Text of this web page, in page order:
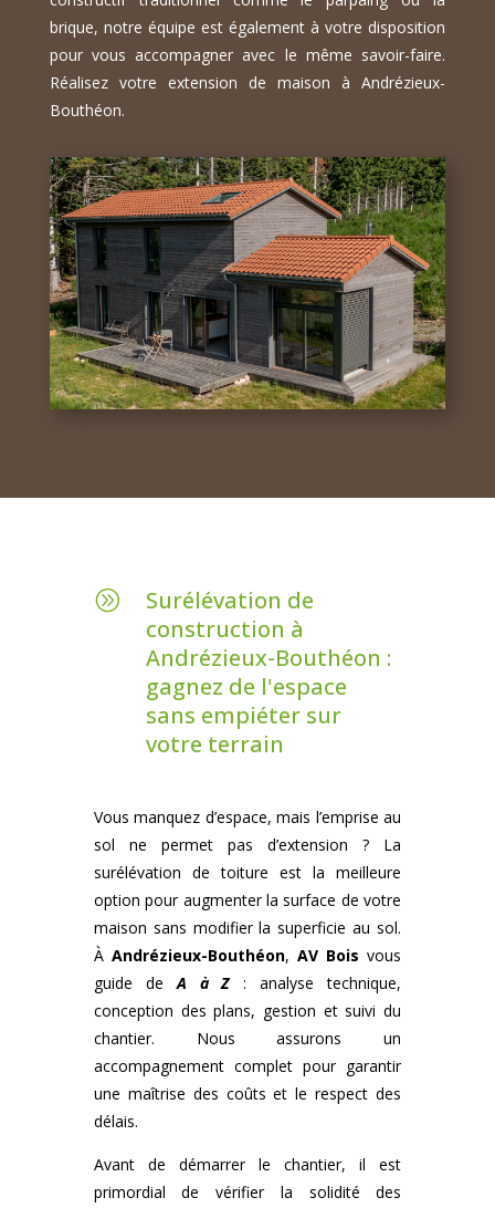
brique, notre équipe est également à votre disposition
pour vous accompagner avec le même savoir-faire.
Réalisez votre extension de maison à Andrézieux-
Bouthéon.
A
Surélévation de
construction à
Andrézieux-Bouthéon :
gagnez de l'espace
sans empiéter sur
votre terrain
Vous manquez d’espace, mais l’emprise au
sol ne permet pas d’extension ? La
surélévation de toiture est la meilleure
option pour augmenter la surface de votre
maison sans modifier la superficie au sol.
À Andrézieux-Bouthéon,AV Bois vous
guide deA à Z: analyse technique,
conception des plans, gestion et suivi du
chantier. Nous assurons un
accompagnement complet pour garantir
une maîtrise des coûts et le respect des
délais.
Avant de démarrer le chantier, il est
primordial de vérifier la solidité des